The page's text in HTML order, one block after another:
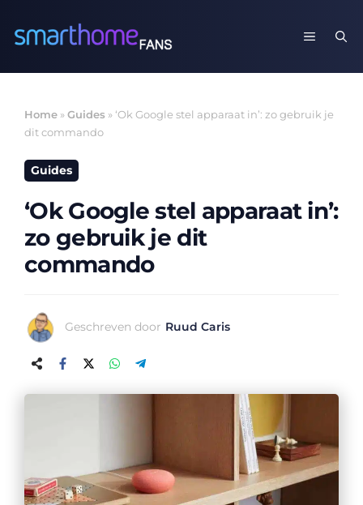
naar
MENU
Home »Guides » ‘Ok Google stel apparaat in’: zo gebruik je
dit commando
Guides
‘Ok Google stel apparaat in’:
zo gebruik je dit
commando
Geschreven door Ruud Caris